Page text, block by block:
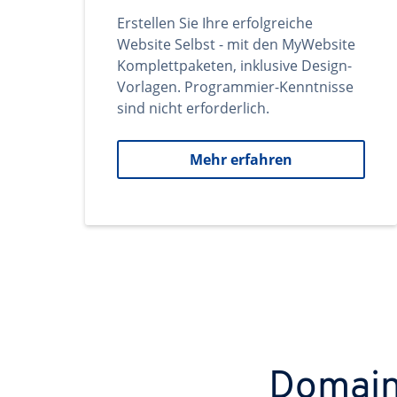
Erstellen Sie Ihre erfolgreiche
Website Selbst - mit den MyWebsite
Komplettpaketen, inklusive Design-
Vorlagen. Programmier-Kenntnisse
sind nicht erforderlich.
Mehr erfahren